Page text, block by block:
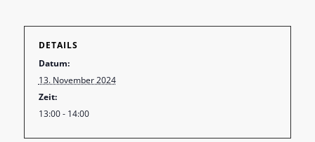
DETAILS
Datum:
13. November 2024
Zeit:
13:00 - 14:00